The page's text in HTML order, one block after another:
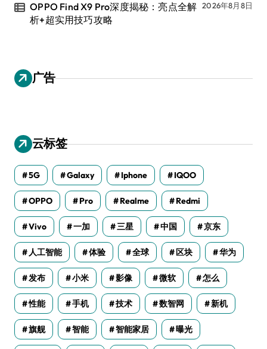
OPPO Find X9 Pro深度揭秘：亮点全解
析+超实用技巧攻略
2026年8月8日
广告
云标签
5G Galaxy Iphone IQOO
OPPO Pro Realme Redmi
Vivo 一加 三星 中国 京东
人工智能 体验 全球 区块 华为
发布 小米 影像 微软 怎么
性能 手机 技术 数智网 新机
旗舰 智能 智能家居 曝光